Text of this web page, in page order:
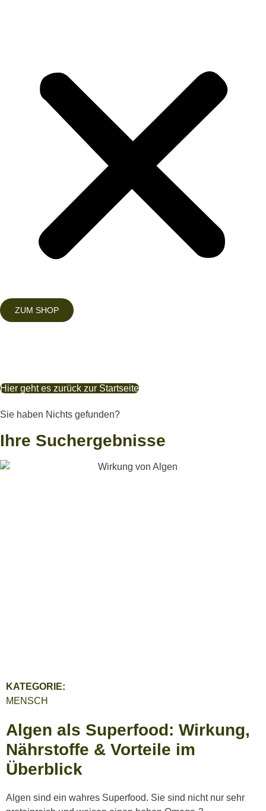
ZUM SHOP
Hier geht es zurück zur Startseite
Sie haben Nichts gefunden?
Ihre Suchergebnisse
KATEGORIE:
MENSCH
Algen als Superfood: Wirkung,
Nährstoffe & Vorteile im
Überblick
Algen sind ein wahres Superfood. Sie sind nicht nur sehr